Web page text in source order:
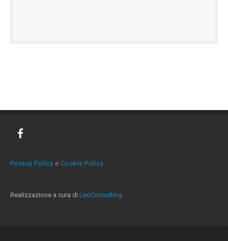
Privacy Policy e Cookie Policy
Realizzazione a cura di LeoConsulting